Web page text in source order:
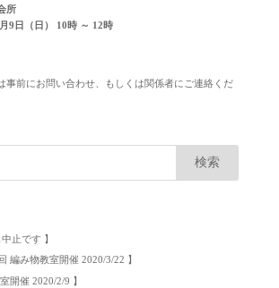
所
9日（日） 10時 ～ 12時
事前にお問い合わせ、もしくは関係者にご連絡くだ
止です 】
編み物教室開催 2020/3/22 】
開催 2020/2/9 】